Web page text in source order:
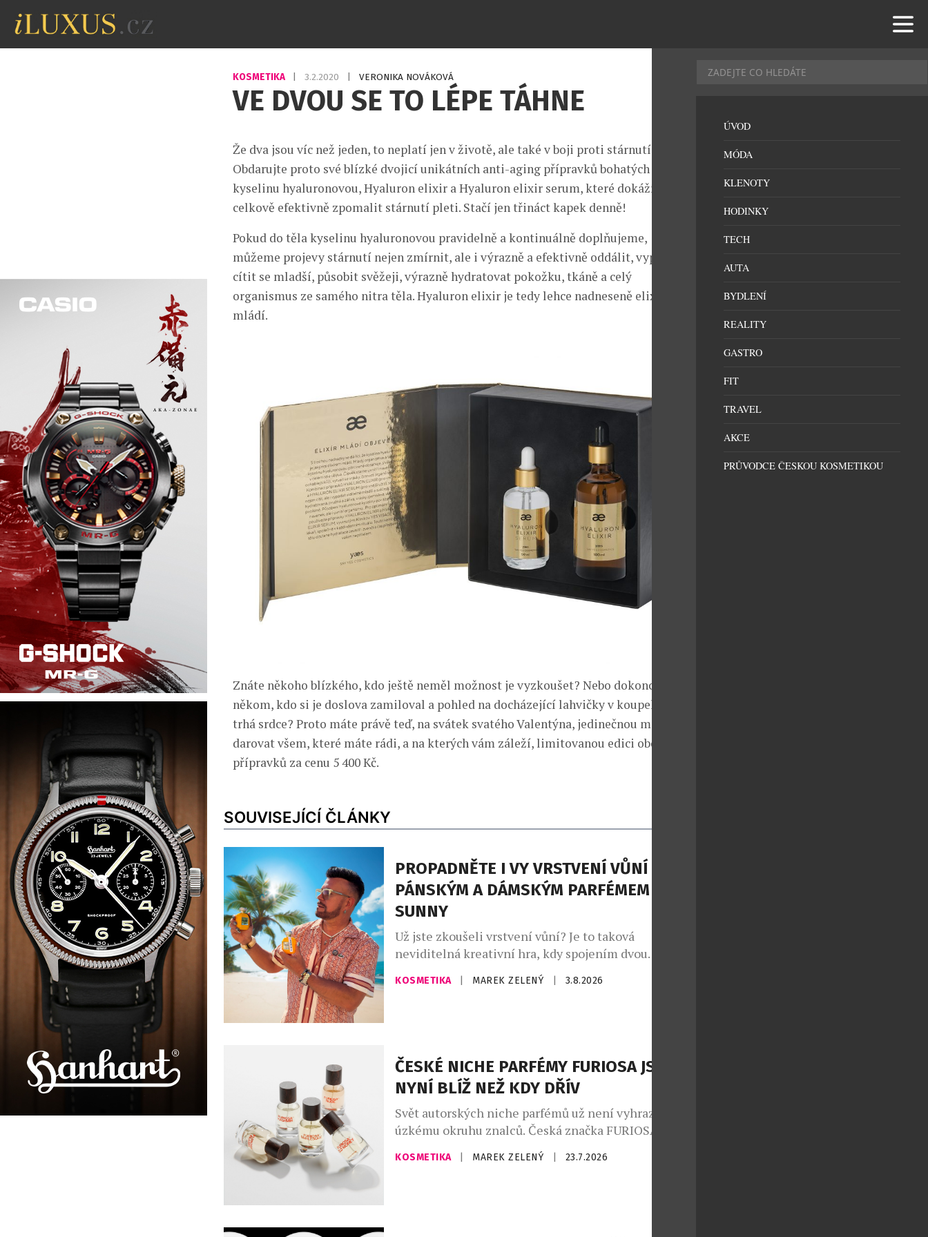
KOSMETIKA 3.2.2020 VERONIKA NOVÁKOVÁ
VE DVOU SE TO LÉPE TÁHNE
Že dva jsou víc než jeden, to neplatí jen v životě, ale také v boji proti stárnutí.
Obdarujte proto své blízké dvojicí unikátních anti-aging přípravků bohatých na
kyselinu hyaluronovou, Hyaluron elixir a Hyaluron elixir serum, které dokáží
celkově efektivně zpomalit stárnutí pleti. Stačí jen třináct kapek denně!
Pokud do těla kyselinu hyaluronovou pravidelně a kontinuálně doplňujeme,
můžeme projevy stárnutí nejen zmírnit, ale i výrazně a efektivně oddálit, vypadat i
cítit se mladší, působit svěžeji, výrazně hydratovat pokožku, tkáně a celý
organismus ze samého nitra těla. Hyaluron elixir je tedy lehce nadneseně elixírem
mládí.
Znáte někoho blízkého, kdo ještě neměl možnost je vyzkoušet? Nebo dokonce víte o
někom, kdo si je doslova zamiloval a pohled na docházející lahvičky v koupelně mu
trhá srdce? Proto máte právě teď, na svátek svatého Valentýna, jedinečnou možnost
darovat všem, které máte rádi, a na kterých vám záleží, limitovanou edici obou
přípravků za cenu 5 400 Kč.
SOUVISEJÍCÍ ČLÁNKY
PROPADNĚTE I VY VRSTVENÍ VŮNÍ S
PÁNSKÝM A DÁMSKÝM PARFÉMEM THE
SUNNY
Už jste zkoušeli vrstvení vůní? Je to taková
neviditelná kreativní hra, kdy spojením dvou
zdánlivě odlišných vůní vytvoříte vlastní, naprosto
unikátní podpis. Ideální pro vrstvení vůní jsou nové
osobně miluji a inspiroval jsem se jím […]
KOSMETIKA MAREK ZELENÝ 3.8.2026
ČESKÉ NICHE PARFÉMY FURIOSA JSOU
NYNÍ BLÍŽ NEŽ KDY DŘÍV
Svět autorských niche parfémů už není vyhrazen jen
úzkému okruhu znalců. Česká značka FURIOSA
PARFUM LAB nově navázala exkluzivní spolupráci se
sítí parfumerií FAnn, díky níž se její originální
KOSMETIKA MAREK ZELENÝ 23.7.2026
ÚVOD
MÓDA
KLENOTY
HODINKY
TECH
AUTA
BYDLENÍ
REALITY
GASTRO
FIT
TRAVEL
AKCE
PRŮVODCE ČESKOU KOSMETIKOU